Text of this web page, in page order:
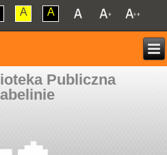
A A
Publiczna